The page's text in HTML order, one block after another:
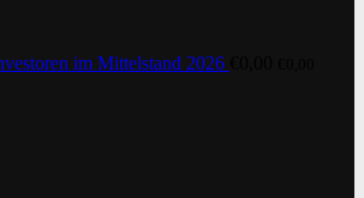
im Mittelstand 2026